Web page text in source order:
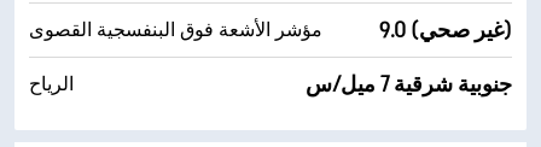
مؤشر الأشعة فوق البنفسجية القصوى 9.0 (غير صحي)
الرياح جنوبية شرقية 7 ميل/س